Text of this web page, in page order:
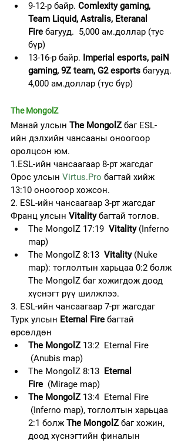
9-12-р байр. Comlexity gaming,
Team Liquid, Astralis, Eteranal
Fire багууд.  5,000 ам.доллар (тус
бүр)
13-16-р байр. Imperial esports, paiN
gaming, 9Z team, G2 esports багууд.
4,000 ам.доллар (тус бүр)
The MongolZ
Манай улсын The MongolZ баг ESL-
ийн дэлхийн чансааны оноогоор
оролцсон юм.
1.ESL-ийн чансаагаар 8-рт жагсдаг
Орос улсын Virtus.Pro багтай хийж
13:10 оноогоор хожсон.
2. ESL-ийн чансаагаар 3-рт жагсдаг
Франц улсын Vitality багтай тоглов.
The MongolZ 17:19 Vitality (Inferno
map)
The MongolZ 8:13 Vitality (Nuke
map): тоглолтын харьцаа 0:2 болж
The MongolZ баг хожигдож доод
хүснэгт рүү шилжлээ.
3. ESL-ийн чансаагаар 7-рт жагсдаг
Турк улсын Eternal Fire багтай
өрсөлдөн
The MongolZ 13:2  Eternal Fire
(Anubis map)
The MongolZ 8:13 Eternal
Fire (Mirage map)
The MongolZ 13:4  Eternal Fire
(Inferno map), тоглолтын харьцаа
2:1 болж The MongolZ баг хожин,
доод хүснэгтийн финалын